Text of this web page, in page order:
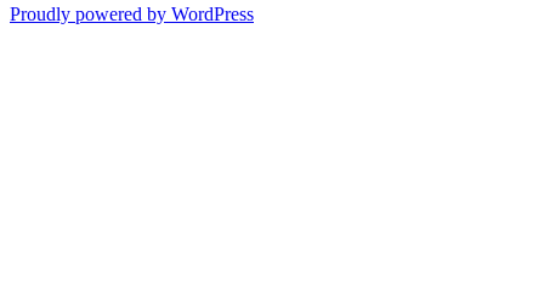
Proudly powered by WordPress